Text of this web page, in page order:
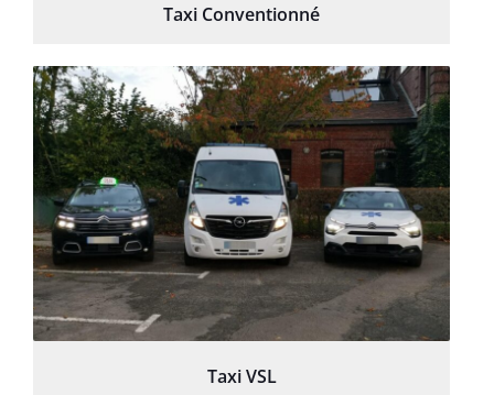
Taxi Conventionné
Taxi VSL